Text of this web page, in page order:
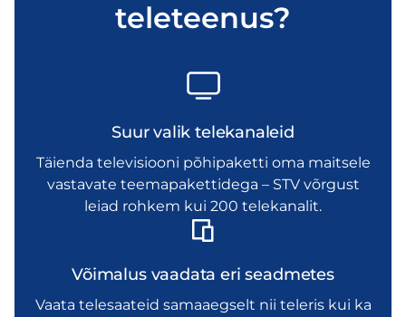
teleteenus?
Suur valik telekanaleid
Täienda televisiooni põhipaketti oma maitsele
vastavate teemapakettidega – STV võrgust
leiad rohkem kui 200 telekanalit.
Võimalus vaadata eri seadmetes
Vaata telesaateid samaaegselt nii teleris kui ka